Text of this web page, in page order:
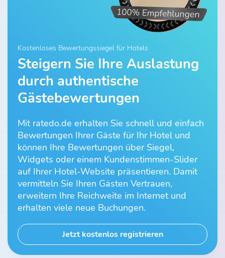
Kostenloses Bewertungssiegel für Hotels
Steigern Sie Ihre Auslastung
durch authentische
Gästebewertungen
Mit ratedo.de erhalten Sie schnell und einfach
Bewertungen Ihrer Gäste für Ihr Hotel und
können Ihre Bewertungen über Siegel,
Widgets oder einem Kundenstimmen-Slider
auf Ihrer Hotel-Website präsentieren. Damit
vermitteln Sie Ihren Gästen Vertrauen,
erweitern Ihre Reichweite im Internet und
erhalten viele neue Buchungen.
Jetzt kostenlos registrieren